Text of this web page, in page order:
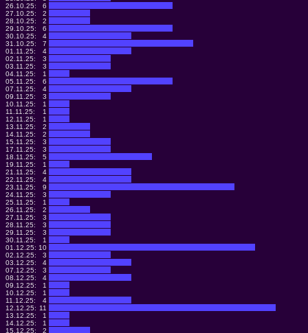
26.10.25:
6
27.10.25:
2
28.10.25:
2
29.10.25:
6
30.10.25:
4
31.10.25:
7
01.11.25:
4
02.11.25:
3
03.11.25:
3
04.11.25:
1
05.11.25:
6
07.11.25:
4
09.11.25:
3
10.11.25:
1
11.11.25:
1
12.11.25:
1
13.11.25:
2
14.11.25:
2
15.11.25:
3
17.11.25:
3
18.11.25:
5
19.11.25:
1
21.11.25:
4
22.11.25:
4
23.11.25:
9
24.11.25:
3
25.11.25:
1
26.11.25:
2
27.11.25:
3
28.11.25:
3
29.11.25:
3
30.11.25:
1
01.12.25: 10
02.12.25:
3
03.12.25:
4
07.12.25:
3
08.12.25:
4
09.12.25:
1
10.12.25:
1
11.12.25:
4
12.12.25: 11
13.12.25:
1
14.12.25:
1
15.12.25:
2